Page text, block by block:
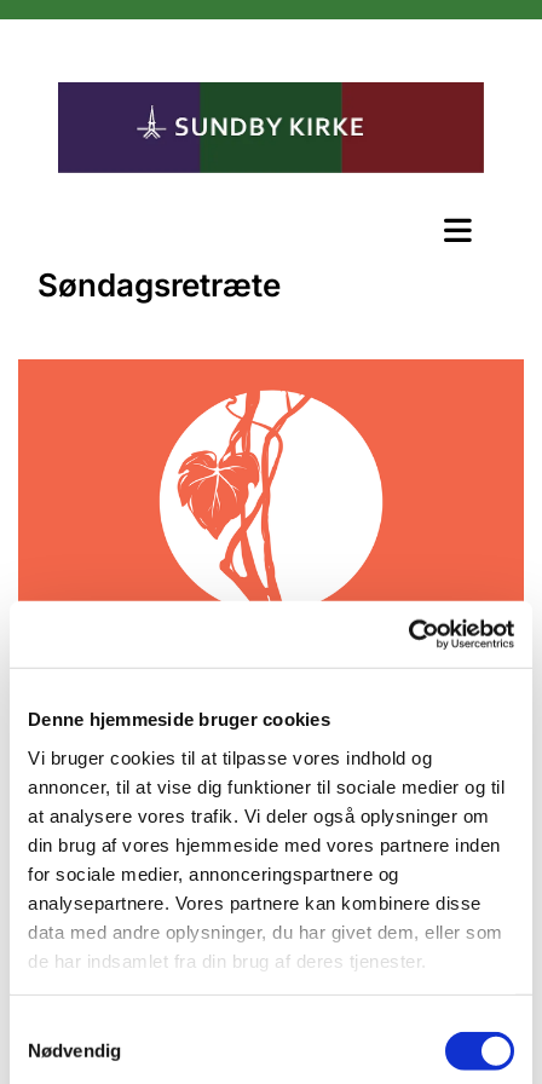
Denne hjemmeside bruger cookies
Vi bruger cookies til at tilpasse vores indhold og
annoncer, til at vise dig funktioner til sociale medier og til
at analysere vores trafik. Vi deler også oplysninger om
din brug af vores hjemmeside med vores partnere inden
for sociale medier, annonceringspartnere og
analysepartnere. Vores partnere kan kombinere disse
data med andre oplysninger, du har givet dem, eller som
de har indsamlet fra din brug af deres tjenester.
Nødvendig
Søndagsretræte
Søndag 17. januar 2027, kl. 18:00 -
21:00
Kirken, Amagerbrogade 71, 2300
København S
gratis